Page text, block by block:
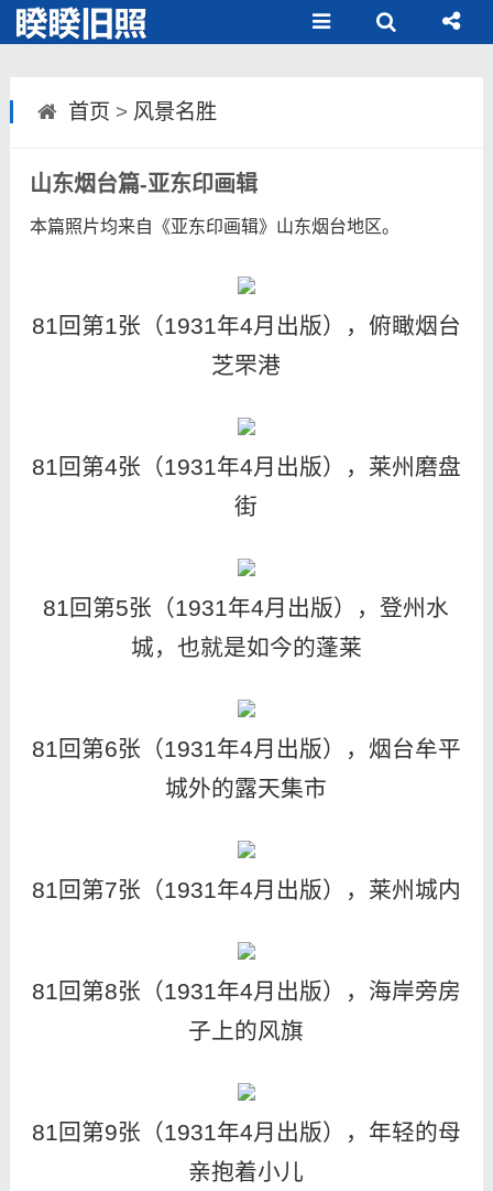
首页 > 风景名胜
山东烟台篇-亚东印画辑
本篇照片均来自《亚东印画辑》山东烟台地区。
81回第1张（1931年4月出版），俯瞰烟台
芝罘港
81回第4张（1931年4月出版），莱州磨盘
街
81回第5张（1931年4月出版），登州水
城，也就是如今的蓬莱
81回第6张（1931年4月出版），烟台牟平
城外的露天集市
81回第7张（1931年4月出版），莱州城内
81回第8张（1931年4月出版），海岸旁房
子上的风旗
81回第9张（1931年4月出版），年轻的母
亲抱着小儿